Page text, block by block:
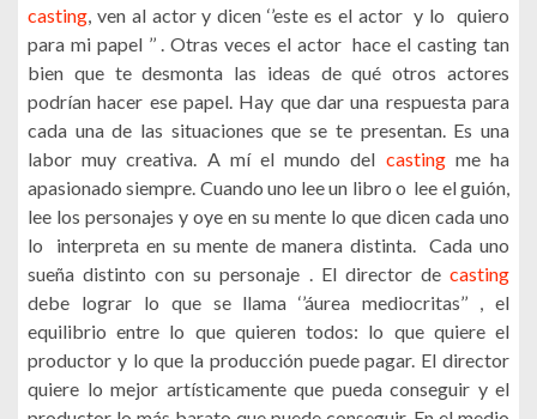
casting, ven al actor y dicen ‘’este es el actor y lo quiero
para mi papel ’’ . Otras veces el actor hace el casting tan
bien que te desmonta las ideas de qué otros actores
podrían hacer ese papel. Hay que dar una respuesta para
cada una de las situaciones que se te presentan. Es una
labor muy creativa. A mí el mundo del castingme ha
apasionado siempre. Cuando uno lee un libro o lee el guión,
lee los personajes y oye en su mente lo que dicen cada uno
lo interpreta en su mente de manera distinta. Cada uno
sueña distinto con su personaje . El director de casting
debe lograr lo que se llama ‘’áurea mediocritas’’ , el
equilibrio entre lo que quieren todos: lo que quiere el
productor y lo que la producción puede pagar. El director
quiere lo mejor artísticamente que pueda conseguir y el